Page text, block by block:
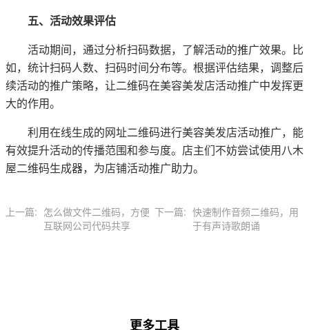
五、活动效果评估
活动期间，通过分析扫码数据，了解活动的推广效果。比
如，统计扫码人数、扫码时间分布等。根据评估结果，调整后
续活动的推广策略，让二维码在美容美发店活动推广中发挥更
大的作用。
利用在线生成的网址二维码进行美容美发店活动推广，能
有效提升活动的传播范围和参与度。店主们不妨尝试使用八木
屋二维码生成器，为店铺活动推广助力。
上一篇: 怎么做文件二维码，方便
互联网公司代码共享
下一篇: 快速制作音频二维码，用
于有声诗歌朗诵
更多工具